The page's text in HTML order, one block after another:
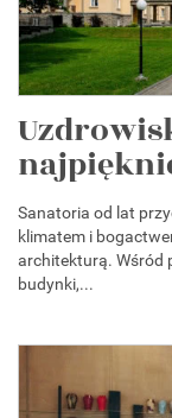
Sanatoria od lat
klimatem i
architekturą. Wśród
budynki,...